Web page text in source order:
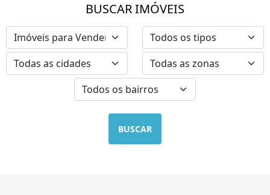
BUSCAR IMÓVEIS
BUSCAR